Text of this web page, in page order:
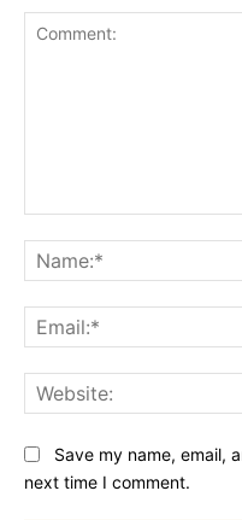
Save my name, email,
next time I comment.